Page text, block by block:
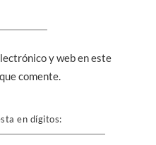
y web en este
comente.
en dígitos: